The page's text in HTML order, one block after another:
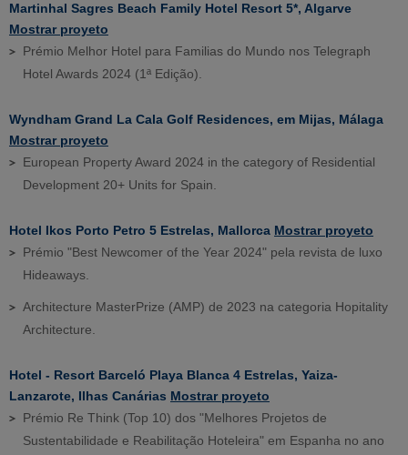
Martinhal Sagres Beach Family Hotel Resort 5*, Algarve
Mostrar proyeto
Prémio Melhor Hotel para Familias do Mundo nos Telegraph
Hotel Awards 2024 (1ª Edição).
Wyndham Grand La Cala Golf Residences, em Mijas, Málaga
Mostrar proyeto
European Property Award 2024 in the category of Residential
Development 20+ Units for Spain.
Hotel Ikos Porto Petro 5 Estrelas, Mallorca Mostrar proyeto
Prémio "Best Newcomer of the Year 2024" pela revista de luxo
Hideaways.
Architecture MasterPrize (AMP) de 2023 na categoria Hopitality
Architecture.
Hotel - Resort Barceló Playa Blanca 4 Estrelas, Yaiza-
Lanzarote, Ilhas Canárias Mostrar proyeto
Prémio Re Think (Top 10) dos "Melhores Projetos de
Sustentabilidade e Reabilitação Hoteleira" em Espanha no ano